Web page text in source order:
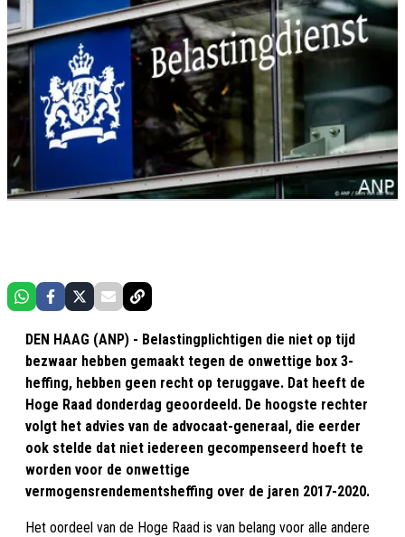
DEN HAAG (ANP) - Belastingplichtigen die niet op tijd
bezwaar hebben gemaakt tegen de onwettige box 3-
heffing, hebben geen recht op teruggave. Dat heeft de
Hoge Raad donderdag geoordeeld. De hoogste rechter
volgt het advies van de advocaat-generaal, die eerder
ook stelde dat niet iedereen gecompenseerd hoeft te
worden voor de onwettige
vermogensrendementsheffing over de jaren 2017-2020.
Het oordeel van de Hoge Raad is van belang voor alle andere